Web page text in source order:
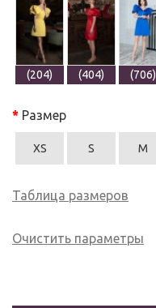
(204) (404) (706)
Размер
XS S M
Таблица размеров
Очистить параметры